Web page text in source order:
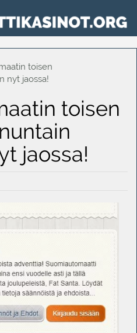
toisen
nyt jaossa!
toisen
jaossa!